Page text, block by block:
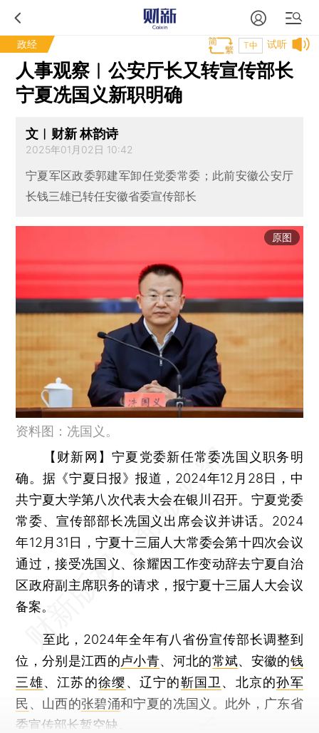
政经 试听
T中
人事观察︱公安厅长又转宣传部长
宁夏冼国义新职明确
文︱财新 林韵诗
2025年01月02日 10:42
宁夏军区政委郭建军卸任党委常委；此前安徽公安厅
长钱三雄已转任安徽省委宣传部长
原图
资料图：冼国义。
【财新网】宁夏党委新任常委冼国义职务明
确。据《宁夏日报》报道，2024年12月28日，中
共宁夏大学第八次代表大会在银川召开。宁夏党委
常委、宣传部部长冼国义出席会议并讲话。2024
年12月31日，宁夏十三届人大常委会第十四次会议
通过，接受冼国义、徐耀因工作变动辞去宁夏自治
区政府副主席职务的请求，报宁夏十三届人大会议
备案。
至此，2024年全年有八省份宣传部长调整到
位，分别是江西的卢小青、河北的常斌、安徽的钱
三雄、江苏的徐缨、辽宁的靳国卫 、北京的孙军
民、山西的张碧涌和宁夏的冼国义。此外，广东省
委宣传部长暂空缺。